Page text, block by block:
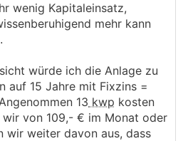
wenig Kapitaleinsatz,
mehr kann
würde ich die Anlage zu
auf 15 Jahre mit Fixzins =
13 kwp kosten
von 109,- € im Monat oder
wir weiter davon aus, dass